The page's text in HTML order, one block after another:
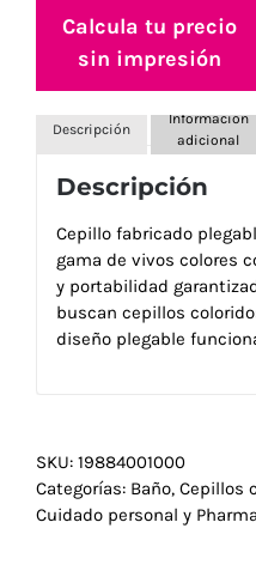
Calcula tu precio
sin impresión
Descripción
Información
adicional
Descripción
Cepillo fabricado
gama de vivos colores
y portabilidad
buscan cepillos
diseño plegable
SKU: 19884001000
Categorías: Baño, Cepillos
Cuidado personal y Pharma